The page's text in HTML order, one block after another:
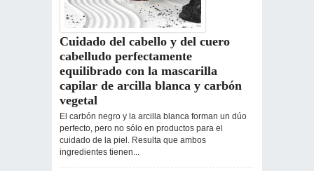
Cuidado del cabello y del cuero
cabelludo perfectamente
equilibrado con la mascarilla
capilar de arcilla blanca y carbón
vegetal
El carbón negro y la arcilla blanca forman un dúo
perfecto, pero no sólo en productos para el
cuidado de la piel. Resulta que ambos
ingredientes tienen...